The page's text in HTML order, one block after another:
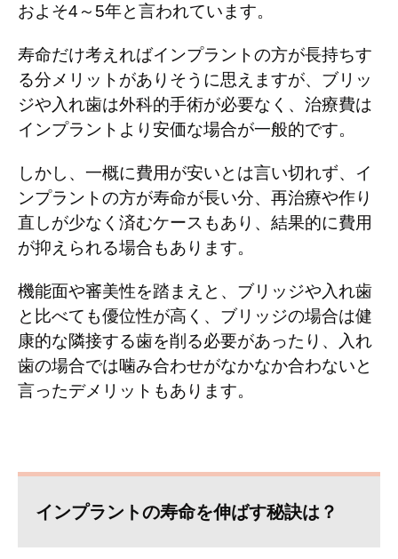
およそ4 ～ 5年と言われています。
寿命だけ考えればインプラントの方が長持ちす
る分メリットがありそうに思えますが、ブリッ
ジや入れ歯は外科的手術が必要なく、治療費は
インプラントより安価な場合が一般的です。
しかし、一概に費用が安いとは言い切れず、イ
ンプラントの方が寿命が長い分、再治療や作り
直しが少なく済むケースもあり、結果的に費用
が抑えられる場合もあります。
機能面や審美性を踏まえと、ブリッジや入れ歯
と比べても優位性が高く、ブリッジの場合は健
康的な隣接する歯を削る必要があったり、入れ
歯の場合では噛み合わせがなかなか合わないと
言ったデメリットもあります。
インプラントの寿命を伸ばす秘訣は？